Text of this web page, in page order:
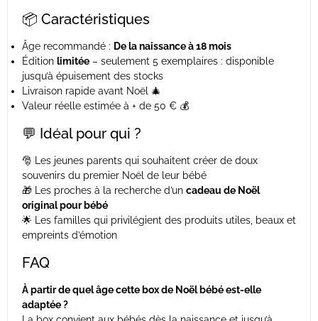
📦 Caractéristiques
Âge recommandé : De la naissance à 18 mois
Édition limitée – seulement 5 exemplaires : disponible
jusqu’à épuisement des stocks
Livraison rapide avant Noël 🎄
Valeur réelle estimée à + de 50 € 💰
💬 Idéal pour qui ?
🎅 Les jeunes parents qui souhaitent créer de doux
souvenirs du premier Noël de leur bébé
🎁 Les proches à la recherche d’un cadeau de Noël
original pour bébé
🌟 Les familles qui privilégient des produits utiles, beaux et
empreints d’émotion
FAQ
À partir de quel âge cette box de Noël bébé est-elle
adaptée ?